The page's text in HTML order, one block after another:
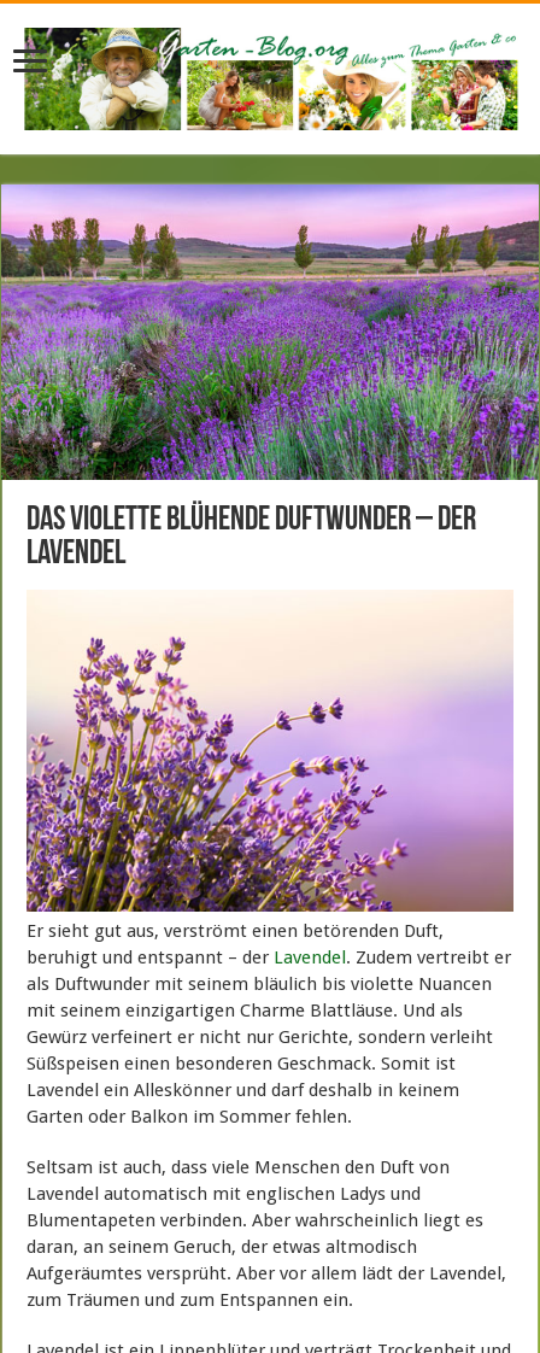
Das violette blühende Duftwunder – der
Lavendel
Er sieht gut aus, verströmt einen betörenden Duft,
beruhigt und entspannt – der Lavendel. Zudem vertreibt er
als Duftwunder mit seinem bläulich bis violette Nuancen
mit seinem einzigartigen Charme Blattläuse. Und als
Gewürz verfeinert er nicht nur Gerichte, sondern verleiht
Süßspeisen einen besonderen Geschmack. Somit ist
Lavendel ein Alleskönner und darf deshalb in keinem
Garten oder Balkon im Sommer fehlen.
Seltsam ist auch, dass viele Menschen den Duft von
Lavendel automatisch mit englischen Ladys und
Blumentapeten verbinden. Aber wahrscheinlich liegt es
daran, an seinem Geruch, der etwas altmodisch
Aufgeräumtes versprüht. Aber vor allem lädt der Lavendel,
zum Träumen und zum Entspannen ein.